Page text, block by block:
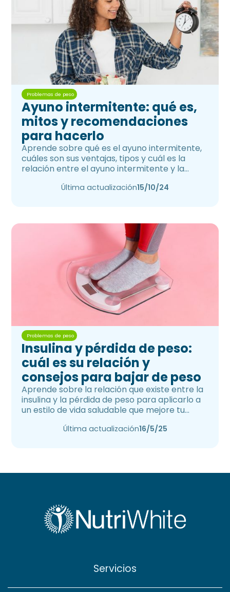
Problemas de peso
Ayuno intermitente: qué es,
mitos y recomendaciones
para hacerlo
Aprende sobre qué es el ayuno intermitente,
cuáles son sus ventajas, tipos y cuál es la
relación entre el ayuno intermitente y la
Última actualización15/10/24
Problemas de peso
Insulina y pérdida de peso:
cuál es su relación y
consejos para bajar de peso
Aprende sobre la relación que existe entre la
insulina y la pérdida de peso para aplicarlo a
un estilo de vida saludable que mejore tu
Última actualización16/5/25
Servicios